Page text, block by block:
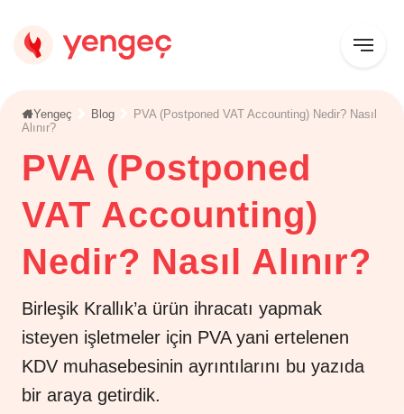
Yengeç Blog
PVA (Postponed VAT Accounting) Nedir? Nasıl
Alınır?
PVA (Postponed
VAT Accounting)
Nedir? Nasıl Alınır?
Birleşik Krallık’a ürün ihracatı yapmak
isteyen işletmeler için PVA yani ertelenen
KDV muhasebesinin ayrıntılarını bu yazıda
bir araya getirdik.